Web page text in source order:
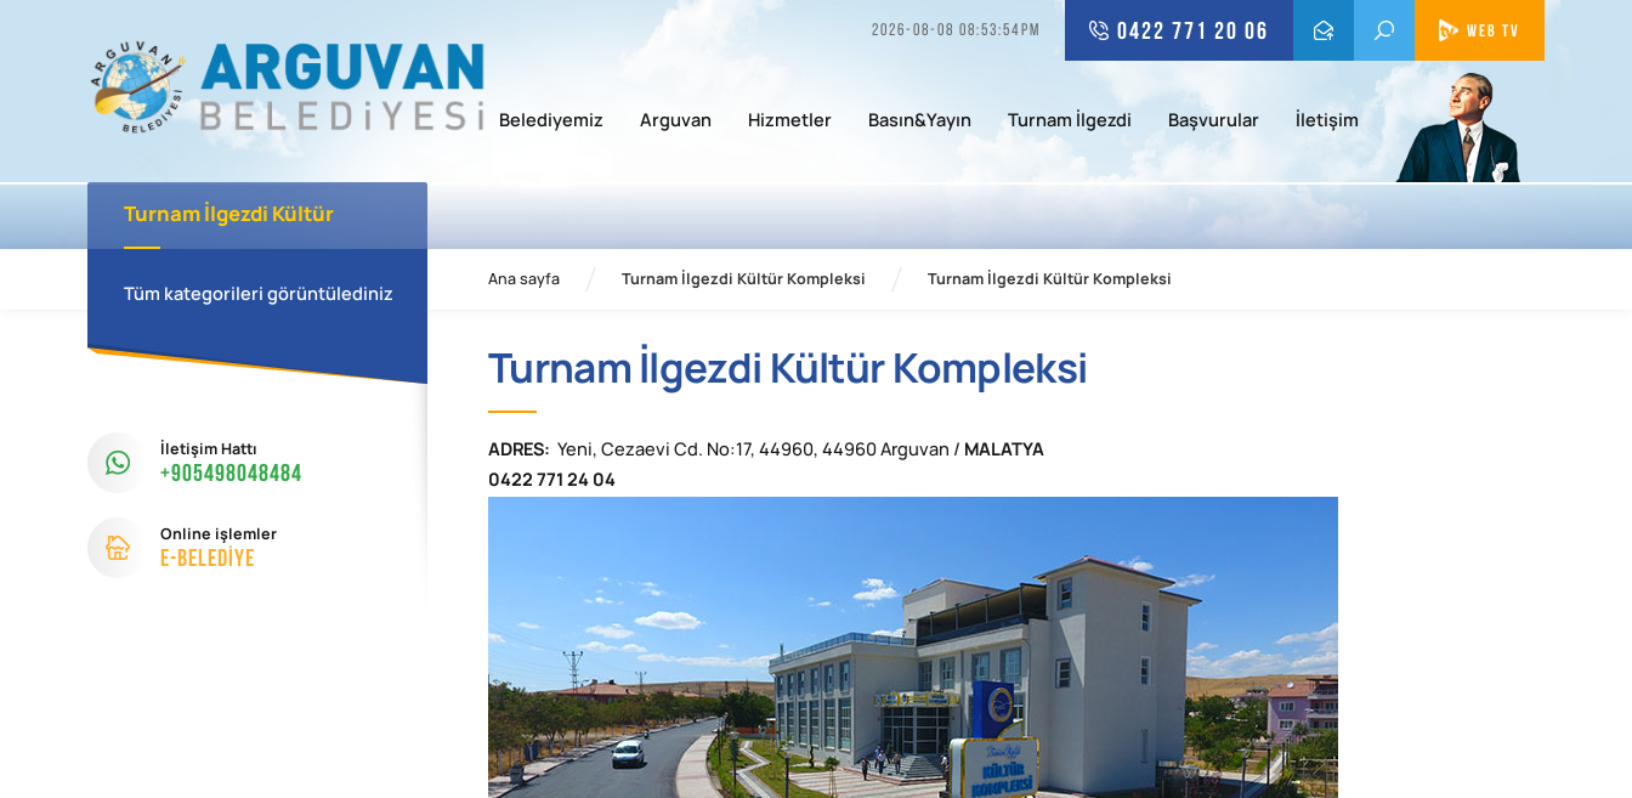
WEB TV
0422 771 20 06
2026-08-08 08:53:54pm
Belediyemiz Arguvan Hizmetler Basın&Yayın Turnam İlgezdi Başvurular İletişim
Ana sayfa Turnam İlgezdi Kültür Kompleksi Turnam İlgezdi Kültür Kompleksi
Turnam İlgezdi Kültür
Tüm kategorileri görüntülediniz
İletişim Hattı
+905498048484
Online işlemler
e-Beledİye
Turnam İlgezdi Kültür Kompleksi
ADRES: Yeni, Cezaevi Cd. No:17, 44960, 44960 Arguvan / MALATYA
0422 771 24 04